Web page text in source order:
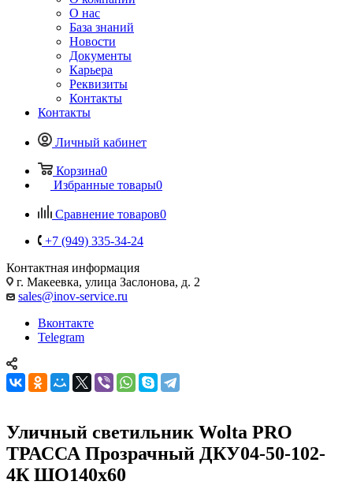
О нас
База знаний
Новости
Документы
Карьера
Реквизиты
Контакты
Контакты
Личный кабинет
Корзина0
Избранные товары0
Сравнение товаров0
+7 (949) 335-34-24
Контактная информация
г. Макеевка, улица Заслонова, д. 2
sales@inov-service.ru
Вконтакте
Telegram
Уличный светильник Wolta PRO
ТРАССА Прозрачный ДКУ04-50-102-
4К ШО140x60